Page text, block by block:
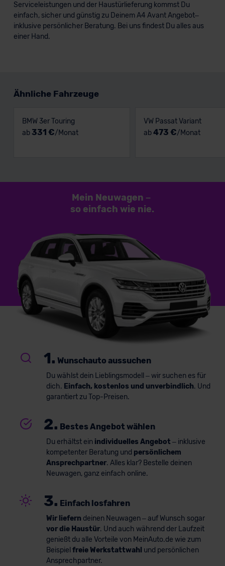
Serviceleistungen und der Haustürlieferung kommst Du
einfach, sicher und günstig zu Deinem A4 Avant Angebot–
inklusive persönlicher Beratung. Bei uns findest Du alles aus
einer Hand.
Ähnliche Fahrzeuge
BMW 3er Touring
ab 331 €/Monat
VW Passat Variant
ab473 €/Monat
Mein Neuwagen –
so einfach wie nie.
1. Wunschauto aussuchen
Du wählst dein Lieblingsmodell – wir suchen es für
dich. Einfach, kostenlos und unverbindlich. Und
garantiert zu Top-Preisen.
2. Bestes Angebot wählen
Du erhältst ein individuelles Angebot – inklusive
kompetenter Beratung und persönlichem
Ansprechpartner. Alles klar? Bestelle deinen
Neuwagen, ganz einfach online.
3. Einfach losfahren
Wir liefern deinen Neuwagen – auf Wunsch sogar
vor die Haustür. Und auch während der Laufzeit
genießt du alle Vorteile von MeinAuto.de wie zum
Beispiel freie Werkstattwahl und persönlichen
Ansprechpartner.